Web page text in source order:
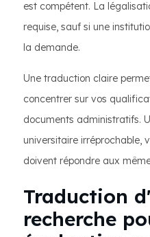
est compétent. La
requise, sauf si une
la demande.
Une traduction claire
concentrer sur vos
documents administratifs.
universitaire irréprochable,
doivent répondre aux
Traduction
recherche